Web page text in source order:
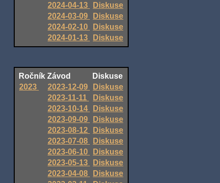
2024-04-13
Diskuse
2024-03-09
Diskuse
2024-02-10
Diskuse
2024-01-13
Diskuse
Ročník Závod
Diskuse
2023
2023-12-09
Diskuse
2023-11-11
Diskuse
2023-10-14
Diskuse
2023-09-09
Diskuse
2023-08-12
Diskuse
2023-07-08
Diskuse
2023-06-10
Diskuse
2023-05-13
Diskuse
2023-04-08
Diskuse